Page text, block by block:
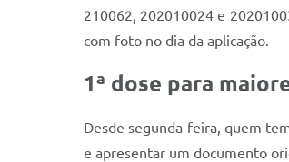
210062, 202010024 e
com foto no dia da aplicação.
1ª dose para
Desde segunda-feira, quem
e apresentar um documento